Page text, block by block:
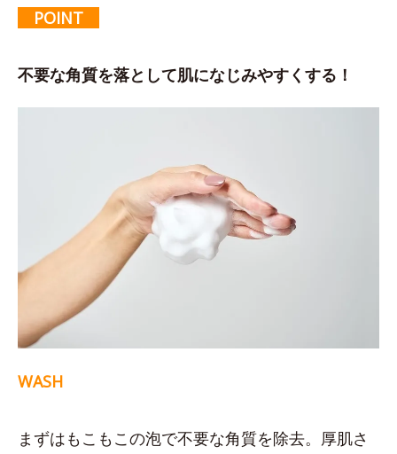
POINT
不要な角質を落として肌になじみやすくする！
WASH
まずはもこもこの泡で不要な角質を除去。厚肌さ